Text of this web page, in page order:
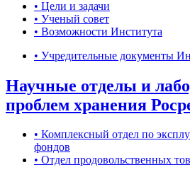
• Цели и задачи
• Ученый совет
• Возможности Института
• Учредительные документы
Научные отделы и
проблем хранения
• Комплексный отдел по
фондов
• Отдел продовольственных